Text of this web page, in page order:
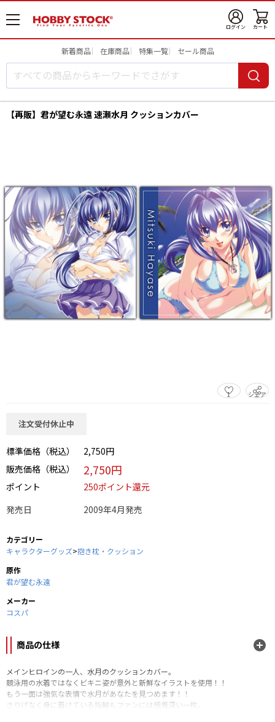
メ
ニ
開
ログイン カート
新着商品 在庫商品 特集一覧 セール商品
【再販】君が望む永遠 速瀬水月 クッションカバー
1 シェア
この商品をシェアする
注文受付休止中
標準価格（税込）
2,750円
販売価格（税込）
2,750円
ポイント
250ポイント還元
発売日
2009年4月発売
カテゴリー
キャラクターグッズ>抱き枕・クッション
原作
君が望む永遠
メーカー
コスパ
商品の仕様
メインヒロインの一人、水月のクッションカバー。
競泳用の水着ではなくビキニ姿が意外と新鮮なイラストを使用！！
もう一面は強気な表情で水月があなたを見つめます！！
さりげなく身に着けている指輪もファンには感慨深い一枚。